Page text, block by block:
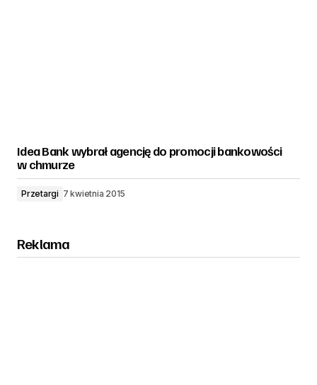
Idea Bank wybrał agencję do promocji bankowości
w chmurze
Przetargi 7 kwietnia 2015
Reklama